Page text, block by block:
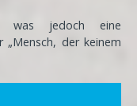
was jedoch eine
der keinem